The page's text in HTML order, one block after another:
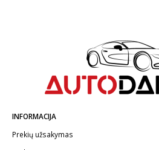
INFORMACIJA
Prekių užsakymas